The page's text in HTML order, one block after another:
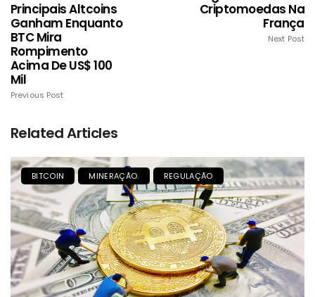
Principais Altcoins
Ganham Enquanto
BTC Mira
Rompimento
Acima De US$ 100
Mil
Previous Post
Criptomoedas Na
França
Next Post
Related Articles
BITCOIN MINERAÇÃO. REGULAÇÃO